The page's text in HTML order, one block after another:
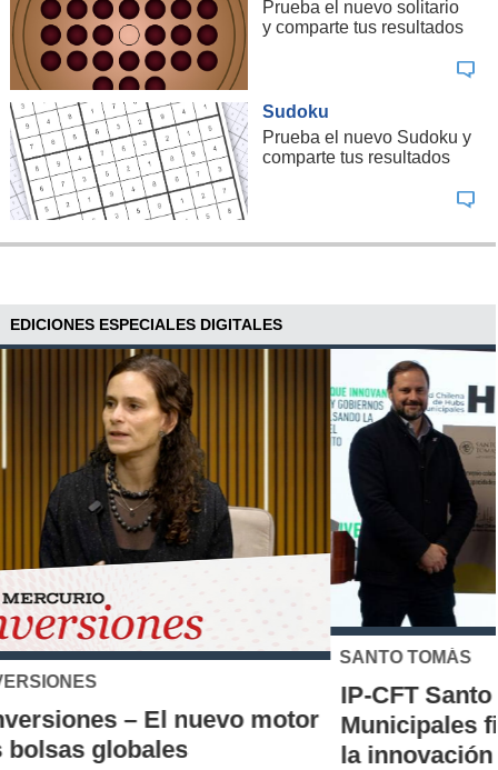
Prueba el nuevo solitario
y comparte tus resultados
Sudoku
Prueba el nuevo Sudoku y
comparte tus resultados
EDICIONES ESPECIALES DIGITALES
SANTO TOMÁS
IP-CFT Santo Tomás y Red de Hubs
Municipales firman alianza para impulsar
la innovación en los territorios